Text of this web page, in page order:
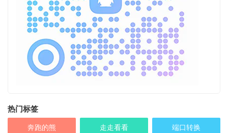
热门标签
奔跑的熊 走走看看 端口转换